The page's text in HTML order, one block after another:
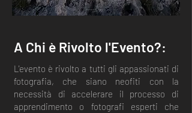
A Chi è Rivolto l'Evento?:
L'evento è rivolto a tutti gli appassionati di
fotografia, che siano neofiti con la
necessità di accelerare il processo di
apprendimento o fotografi esperti che